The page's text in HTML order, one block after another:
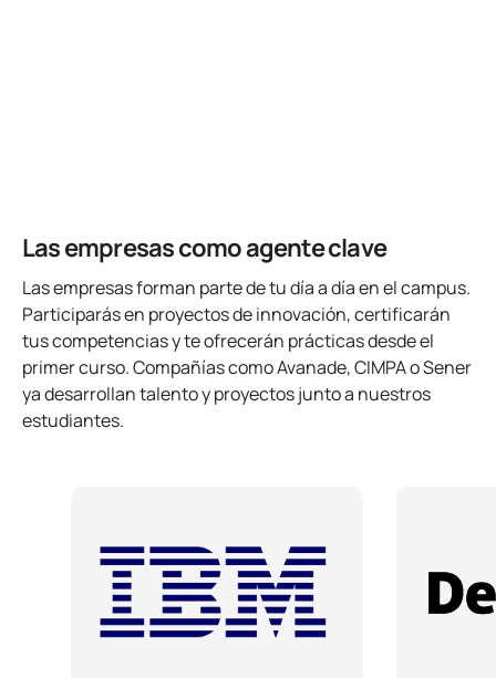
Las empresas como agente clave
Las empresas forman parte de tu día a día en el campus.
Participarás en proyectos de innovación, certificarán
tus competencias y te ofrecerán prácticas desde el
primer curso. Compañías como Avanade, CIMPA o Sener
ya desarrollan talento y proyectos junto a nuestros
estudiantes.